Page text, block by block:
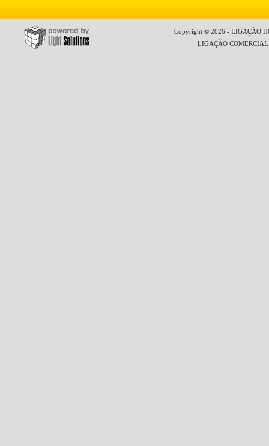
Copyright © 2026 - LIGAÇÃO
LIGAÇÃO